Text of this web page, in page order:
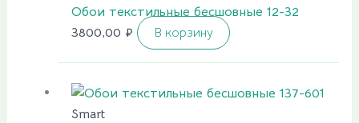
Обои текстильные бесшовные 12-32
3800,00 ₽ В корзину
Smart